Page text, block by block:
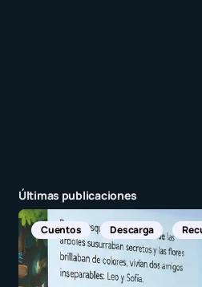
Últimas publicaciones
Cuentos Descarga Recursos